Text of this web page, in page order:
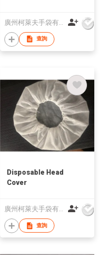
查詢
Disposable Head
Cover
廣州柯萊夫手袋有限公司
查詢